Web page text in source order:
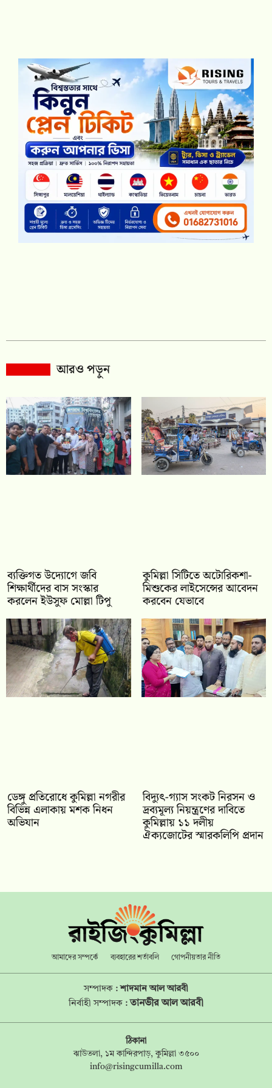
আরও পড়ুন
ব্যক্তিগত উদ্যোগে জবি
শিক্ষার্থীদের বাস সংস্কার
করলেন ইউসুফ মোল্লা টিপু
কুমিল্লা সিটিতে অটোরিকশা-
মিশুকের লাইসেন্সের আবেদন
করবেন যেভাবে
ডেঙ্গু প্রতিরোধে কুমিল্লা নগরীর
বিভিন্ন এলাকায় মশক নিধন
অভিযান
‎বিদ্যুৎ-গ্যাস সংকট নিরসন ও
দ্রব্যমূল্য নিয়ন্ত্রণের দাবিতে
কুমিল্লায় ১১ দলীয়
ঐক‍্যজোটের স্মারকলিপি প্রদান
আমাদের সম্পর্কে ব্যবহারের শর্তাবলি গোপনীয়তার নীতি
সম্পাদক :শাদমান আল আরবী
নির্বাহী সম্পাদক : তানভীর আল আরবী
ঠিকানা
ঝাউতলা, ১ম কান্দিরপাড়, কুমিল্লা ৩৫০০
info@risingcumilla.com